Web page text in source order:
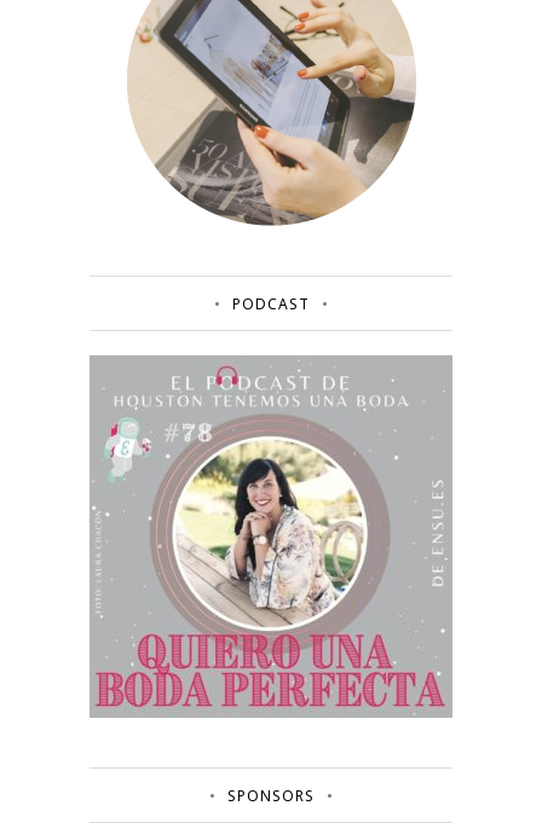
PODCAST
SPONSORS